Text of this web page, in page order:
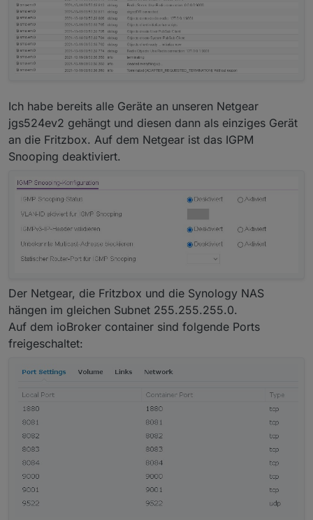
Ich habe bereits alle Geräte an unseren Netgear
jgs524ev2 gehängt und diesen dann als einziges Gerät
an die Fritzbox. Auf dem Netgear ist das IGPM
Snooping deaktiviert.
Der Netgear, die Fritzbox und die Synology NAS
hängen im gleichen Subnet 255.255.255.0.
Auf dem ioBroker container sind folgende Ports
freigeschaltet: